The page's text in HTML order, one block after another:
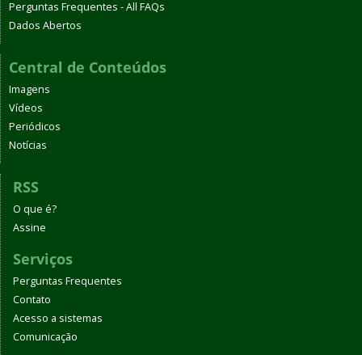
Perguntas Frequentes - All FAQs
Dados Abertos
Central de Conteúdos
Imagens
Vídeos
Periódicos
Notícias
RSS
O que é?
Assine
Serviços
Perguntas Frequentes
Contato
Acesso a sistemas
Comunicação